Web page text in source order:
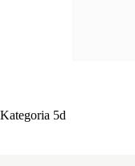
Kategoria 5d